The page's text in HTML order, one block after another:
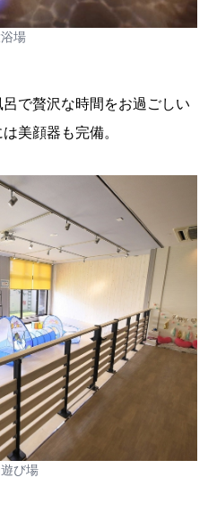
場
で贅沢な時間をお過ごしい
美顔器も完備。
び場